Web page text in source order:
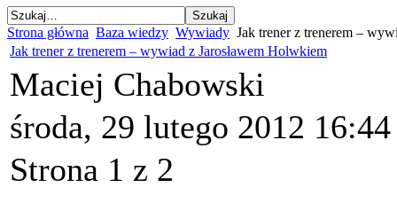
Strona główna Baza wiedzy Wywiady Jak trener z trenerem –
Jak trener z trenerem – wywiad z Jarosławem Holwkiem
Maciej Chabowski
środa, 29 lutego 2012 16:44
Strona 1 z 2